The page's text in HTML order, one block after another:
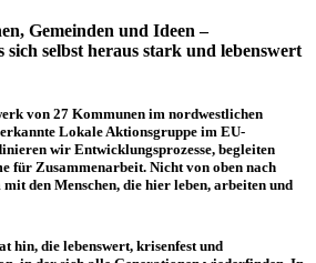
Gemeinden und Ideen –
sich selbst heraus stark und lebenswert
von 27 Kommunen im nordwestlichen
Lokale Aktionsgruppe im EU-
wir Entwicklungsprozesse, begleiten
für Zusammenarbeit. Nicht von oben nach
den Menschen, die hier leben, arbeiten und
hin, die lebenswert, krisenfest und